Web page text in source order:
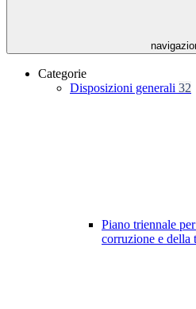
Categorie
Disposizioni generali 32
Piano triennale
corruzione e della